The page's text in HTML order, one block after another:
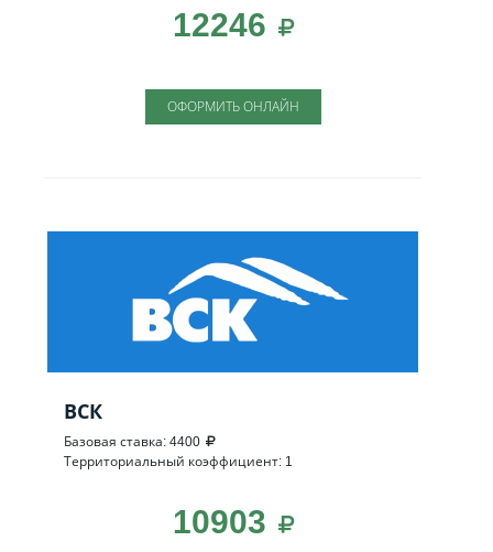
12246
ОФОРМИТЬ ОНЛАЙН
ВСК
Базовая ставка: 4400
Территориальный коэффициент: 1
10903